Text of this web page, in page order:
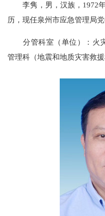
李隽， 男，汉族， 1972
历，现任泉州市应急管理局党
分管科室（单位）： 火
管理科（地震和地质灾害救援